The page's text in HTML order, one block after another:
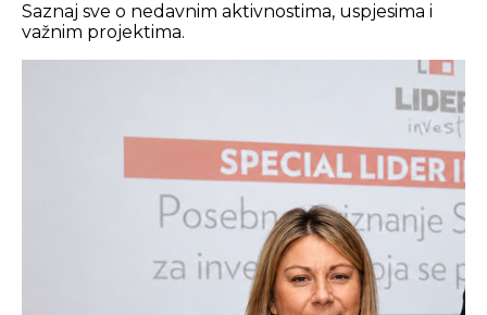
Saznaj sve o nedavnim aktivnostima, uspjesima i
važnim projektima.